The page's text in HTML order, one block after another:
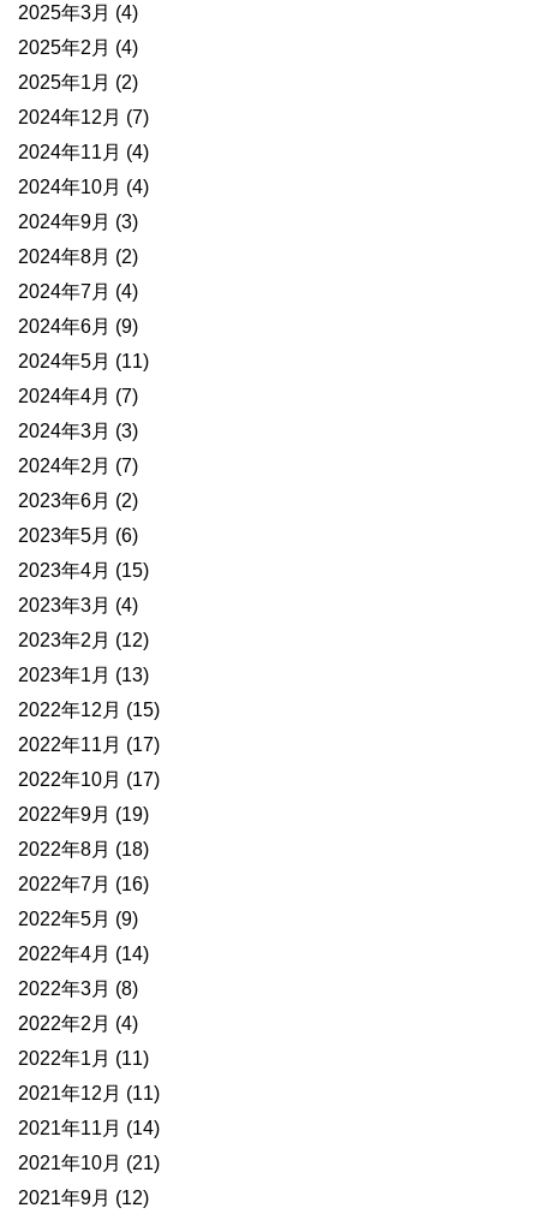
2025年3月 (4)
2025年2月 (4)
2025年1月 (2)
2024年12月 (7)
2024年11月 (4)
2024年10月 (4)
2024年9月 (3)
2024年8月 (2)
2024年7月 (4)
2024年6月 (9)
2024年5月 (11)
2024年4月 (7)
2024年3月 (3)
2024年2月 (7)
2023年6月 (2)
2023年5月 (6)
2023年4月 (15)
2023年3月 (4)
2023年2月 (12)
2023年1月 (13)
2022年12月 (15)
2022年11月 (17)
2022年10月 (17)
2022年9月 (19)
2022年8月 (18)
2022年7月 (16)
2022年5月 (9)
2022年4月 (14)
2022年3月 (8)
2022年2月 (4)
2022年1月 (11)
2021年12月 (11)
2021年11月 (14)
2021年10月 (21)
2021年9月 (12)